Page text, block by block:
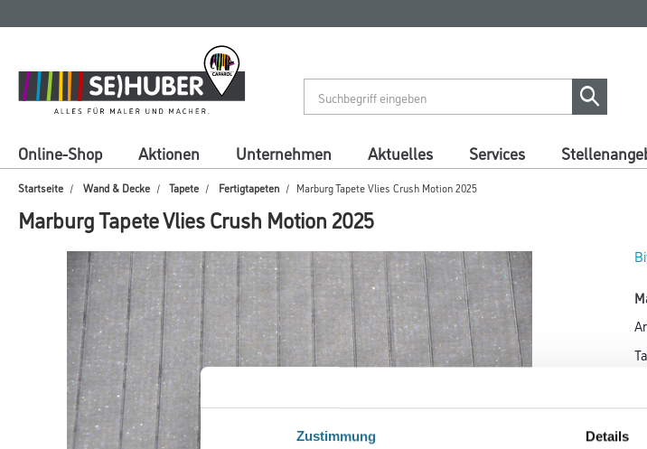
Zustimmung Details
springen
springen
Online-Shop Aktionen Unternehmen Aktuelles Services
Startseite Wand & Decke Tapete Fertigtapeten Marburg Tapete Vlies Crush Motion 2025
Marburg Tapete Vlies Crush Motion 2025